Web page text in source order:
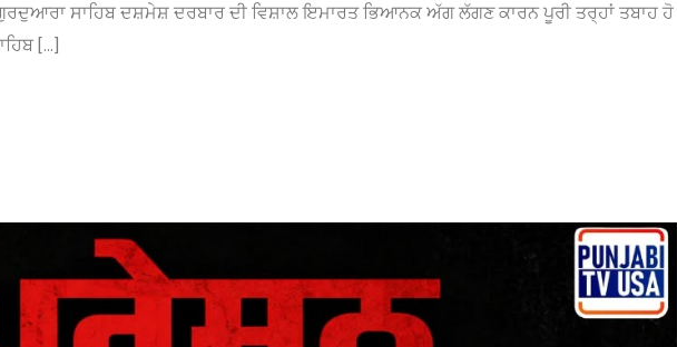
ਸਾਹਿਬ ਦਸ਼ਮੇਸ਼ ਦਰਬਾਰ ਦੀ ਵਿਸ਼ਾਲ ਇਮਾਰਤ ਭਿਆਨਕ ਅੱਗ ਲੱਗਣ ਕਾਰਨ ਪੂਰੀ ਤਰ੍ਹਾਂ ਤਬਾਹ ਹੋ
[…]